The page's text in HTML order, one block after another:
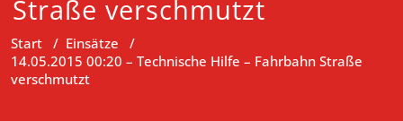
Straße verschmutzt
Start / Einsätze /
14.05.2015 00:20 – Technische Hilfe – Fahrbahn Straße
verschmutzt